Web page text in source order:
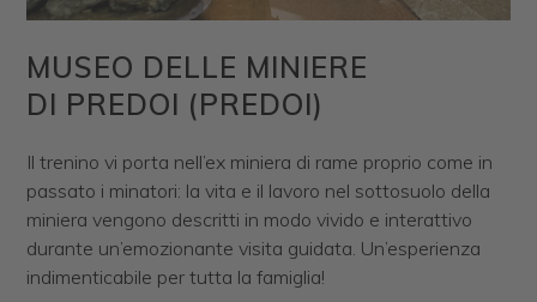
MUSEO DELLE MINIERE
DI PREDOI (PREDOI)
Il trenino vi porta nell’ex miniera di rame proprio come in
passato i minatori: la vita e il lavoro nel sottosuolo della
miniera vengono descritti in modo vivido e interattivo
durante un’emozionante visita guidata. Un’esperienza
indimenticabile per tutta la famiglia!